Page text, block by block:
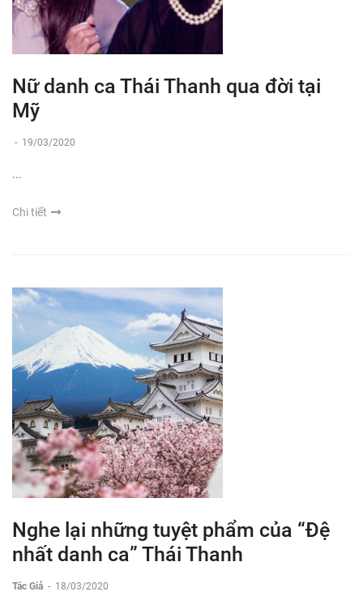
Nữ danh ca Thái Thanh qua đời tại
Mỹ
- 19/03/2020
...
Chi tiết
Nghe lại những tuyệt phẩm của “Đệ
nhất danh ca” Thái Thanh
Tác Giả - 18/03/2020